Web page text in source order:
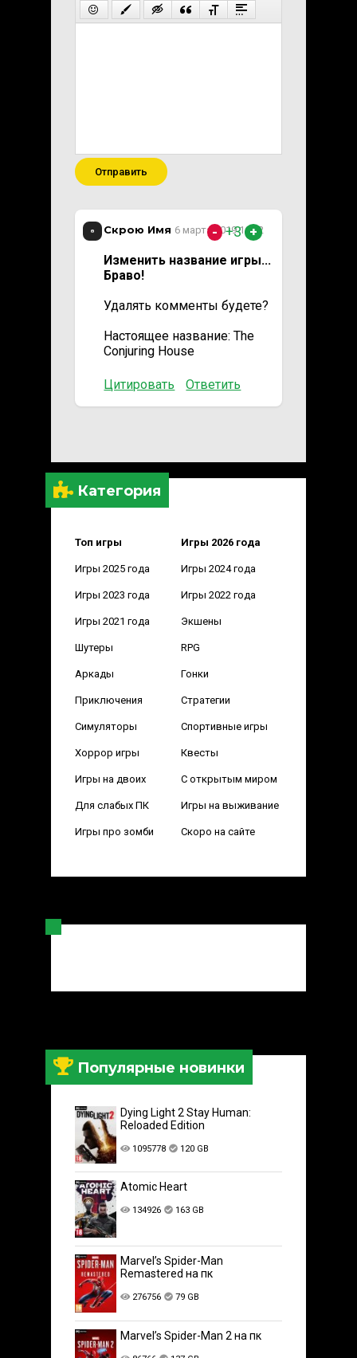
Категория
Топ игры Игры 2026 года
Игры 2025 года Игры 2024 года
Игры 2023 года Игры 2022 года
Игры 2021 года Экшены
Шутеры RPG
Аркады Гонки
Приключения Стратегии
Симуляторы Спортивные игры
Хоррор игры Квесты
Игры на двоих С открытым миром
Для слабых ПК Игры на выживание
Игры про зомби Скоро на сайте
Популярные новинки
Dying Light 2 Stay Human:
Reloaded Edition
1095778 120 GB
Atomic Heart
134926 163 GB
Marvel’s Spider-Man
Remastered на пк
276756 79 GB
Marvel’s Spider-Man 2 на пк
Отправить
Скрою Имя 6 марта 2019 16:32
Изменить название игры...
Браво!
Удалять комменты будете?
Настоящее название: The
Conjuring House
Цитировать Ответить
- +3 +